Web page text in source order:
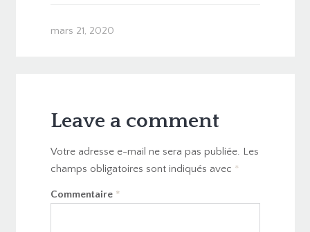
mars 21, 2020
Leave a comment
Votre adresse e-mail ne sera pas publiée. Les
champs obligatoires sont indiqués avec *
Commentaire *